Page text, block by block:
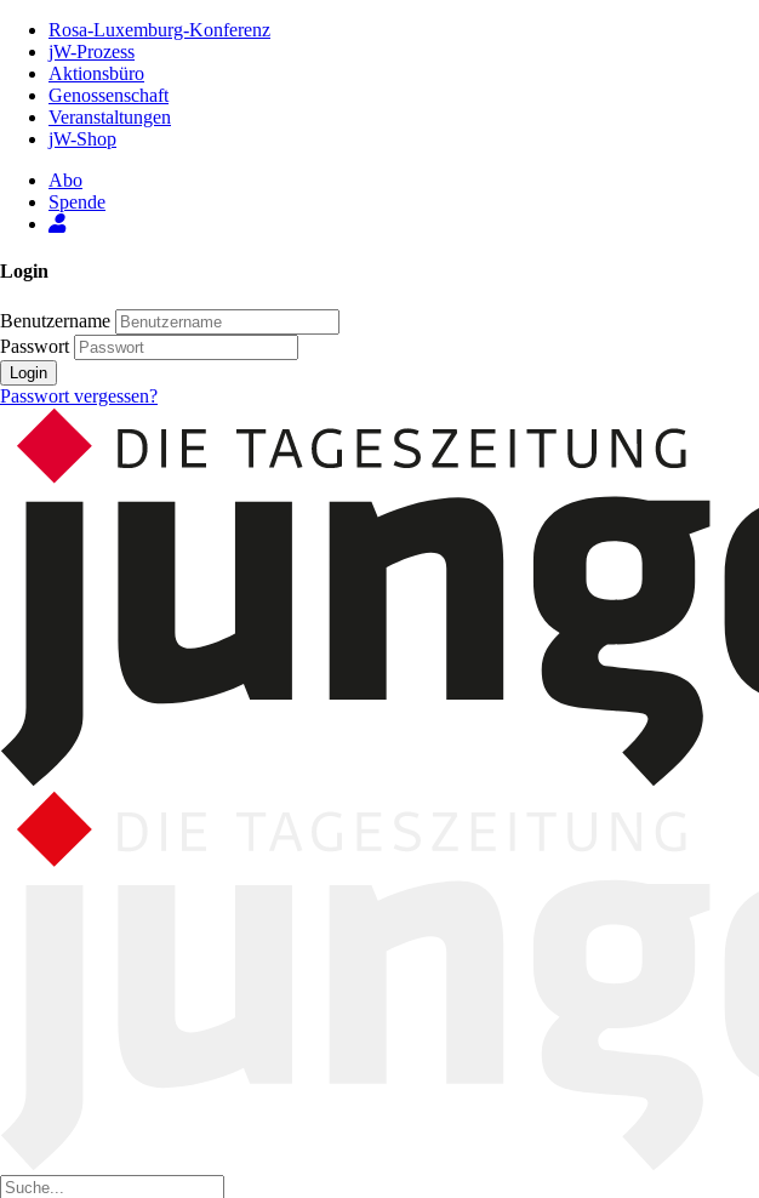
Inhalt
Seite
Rosa-Luxemburg-Konferenz
jW-Prozess
Aktionsbüro
Genossenschaft
Veranstaltungen
jW-Shop
Abo
Spende
Login
Benutzername
Passwort
Login
Passwort vergessen?